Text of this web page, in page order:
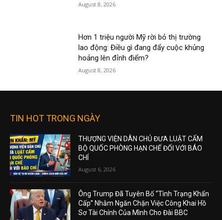
August 8, 2026
Hơn 1 triệu người Mỹ rời bỏ thị trường
lao động: Điều gì đang đẩy cuộc khủng
hoảng lên đỉnh điểm?
August 8, 2026
TIN HOT TRONG NGÀY
THƯỢNG VIỆN DÂN CHỦ ĐƯA LUẬT CẤM
BỘ QUỐC PHÒNG HẠN CHẾ ĐỐI VỚI BÁO
CHÍ
August 6, 2026
Ông Trump Đã Tuyên Bố “Tình Trạng Khẩn
Cấp” Nhằm Ngăn Chặn Việc Công Khai Hồ
Sơ Tài Chính Của Mình Cho Đài BBC